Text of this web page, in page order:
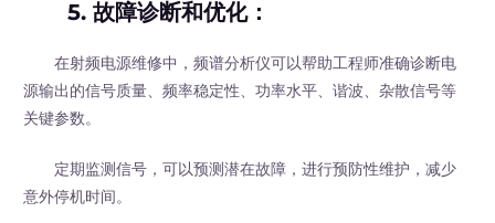
5.故障诊断和优化：
在射频电源维修中，频谱分析仪可以帮助工程师准确诊断电
源输出的信号质量、频率稳定性、功率水平、谐波、杂散信号等
关键参数。
定期监测信号，可以预测潜在故障，进行预防性维护，减少
意外停机时间。